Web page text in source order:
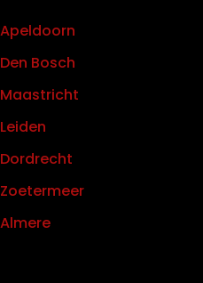
Bosch